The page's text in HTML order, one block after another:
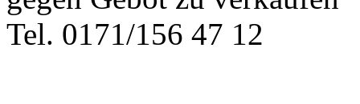
Tel. 0171/156 47 12